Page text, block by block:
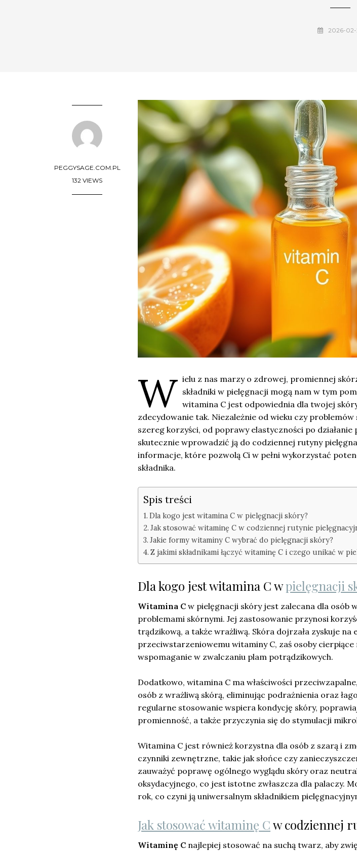
2026-02-
PEGGYSAGE.COM.PL
132 VIEWS
W ielu z nas marzy o zdrowej, promiennej
składniki w pielęgnacji mogą nam w tym
witamina C jest odpowiednia dla twojej
zdecydowanie tak. Niezależnie od wieku czy
szereg korzyści, od poprawy elastyczności po działanie
skutecznie wprowadzić ją do codziennej rutyny
informacje, które pozwolą Ci w pełni wykorzystać
składnika.
Spis treści
Dla kogo jest witamina C w pielęgnacji skóry?
Jak stosować witaminę C w codziennej rutynie
Jakie formy witaminy C wybrać do pielęgnacji skóry?
Z jakimi składnikami łączyć witaminę C i czego unikać w
Dla kogo jest witamina C wpielęgnacji
Witamina C w pielęgnacji skóry jest zalecana dla osób
problemami skórnymi. Jej zastosowanie przynosi
trądzikową, a także wrażliwą. Skóra dojrzała zyskuje na
przeciwstarzeniowemu witaminy C, zaś osoby
wspomaganie w zwalczaniu plam potrądzikowych.
Dodatkowo, witamina C ma właściwości
osób z wrażliwą skórą, eliminując podrażnienia oraz
regularne stosowanie wspiera kondycję skóry,
promienność, a także przyczynia się do stymulacji
Witamina C jest również korzystna dla osób z szarą i
czynniki zewnętrzne, takie jak słońce czy
zauważyć poprawę ogólnego wyglądu skóry oraz
oksydacyjnego, co jest istotne zwłaszcza dla palaczy.
rok, co czyni ją uniwersalnym składnikiem
Jak stosować witaminę Cw codziennej
Witaminę C najlepiej stosować na suchą twarz, aby